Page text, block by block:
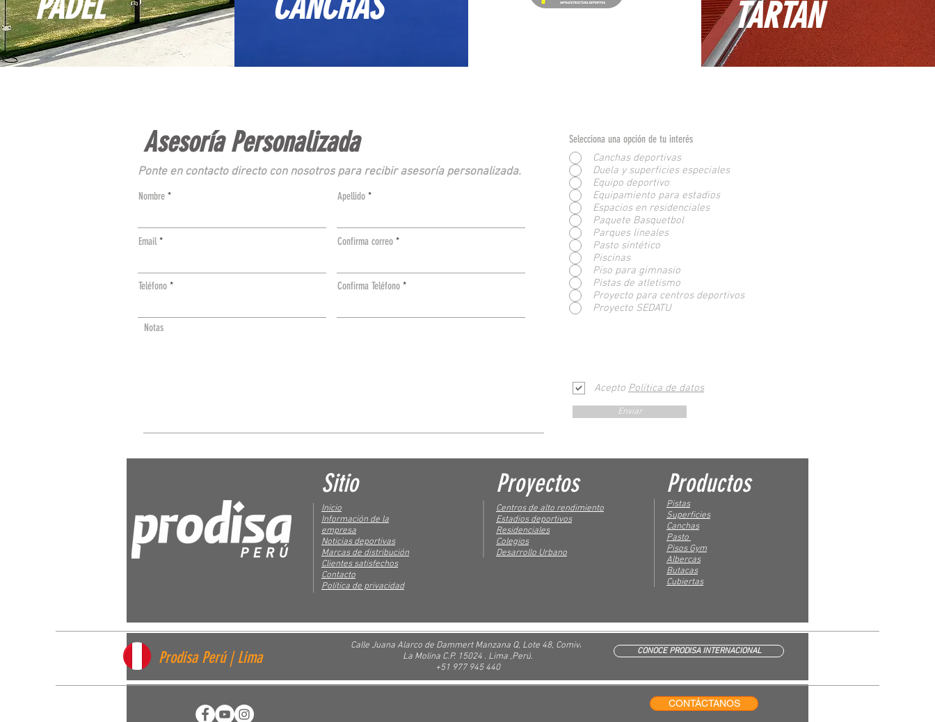
TARTAN
Asesoría Personalizada
Ponte en contacto directo con nosotros para recibir asesoría personalizada.
Nombre Apellido
Email Confirma correo
Teléfono Confirma Teléfono
Notas
Selecciona una opción de tu interés
Canchas deportivas
Duela y superficies especiales
Equipo deportivo
Equipamiento para estadios
Espacios en residenciales
Paquete Basquetbol
Parques lineales
Pasto sintético
Piscinas
Piso para gimnasio
Pistas de atletismo
Proyecto para centros deportivos
Proyecto SEDATU
Acepto Política de datos
Enviar
Sitio
Inicio
Información de la
empresa
Noticias deportivas
Marcas de distribución
Clientes satisfechos
Contacto
Política de privacidad
Proyectos
Centros de alto rendimiento
Estadios deportivos
Residenciales
Colegios
Desarrollo Urbano
Pistas
Superficies
Canchas
Pasto
Pisos Gym
Albercas
Butacas
Cubiertas
Productos
Prodisa Perú | Lima
Calle Juana Alarco de Dammert Manzana Q, Lote 48, Comiva
La Molina C.P. 15024 . Lima ,Perú.
+51 977 945 440
CONOCE PRODISA INTERNACIONAL
CONTÁCTANOS